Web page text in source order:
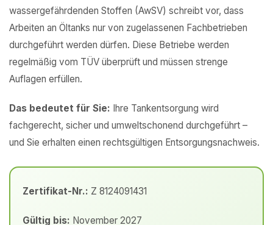
wassergefährdenden Stoffen (AwSV) schreibt vor, dass
Arbeiten an Öltanks nur von zugelassenen Fachbetrieben
durchgeführt werden dürfen. Diese Betriebe werden
regelmäßig vom TÜV überprüft und müssen strenge
Auflagen erfüllen.
Das bedeutet für Sie: Ihre Tankentsorgung wird
fachgerecht, sicher und umweltschonend durchgeführt –
und Sie erhalten einen rechtsgültigen Entsorgungsnachweis.
Zertifikat-Nr.: Z 8124091431
Gültig bis: November 2027